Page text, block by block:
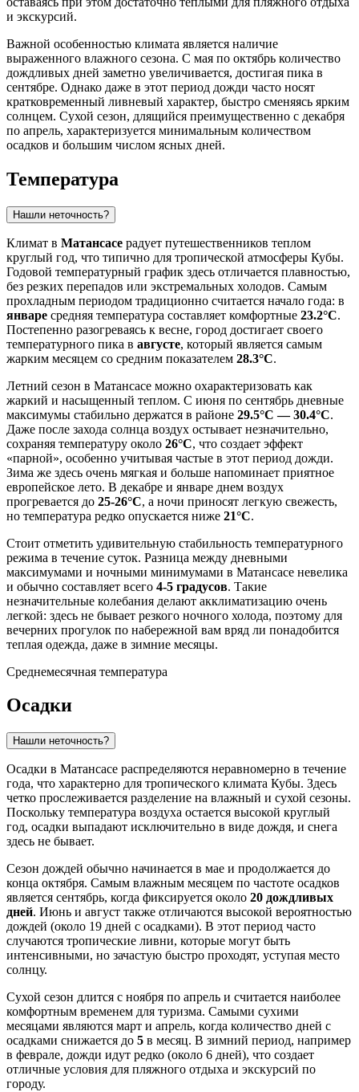
и экскурсий.
Важной особенностью климата является наличие
выраженного влажного сезона. С мая по октябрь количество
дождливых дней заметно увеличивается, достигая пика в
сентябре. Однако даже в этот период дожди часто носят
кратковременный ливневый характер, быстро сменяясь ярким
солнцем. Сухой сезон, длящийся преимущественно с декабря
по апрель, характеризуется минимальным количеством
осадков и большим числом ясных дней.
Температура
Нашли неточность?
Климат в Матансасе радует путешественников теплом
круглый год, что типично для тропической атмосферы Кубы.
Годовой температурный график здесь отличается плавностью,
без резких перепадов или экстремальных холодов. Самым
прохладным периодом традиционно считается начало года: в
январе средняя температура составляет комфортные 23.2°C.
Постепенно разогреваясь к весне, город достигает своего
температурного пика в августе, который является самым
жарким месяцем со средним показателем 28.3°C.
Летний сезон в Матансасе можно охарактеризовать как
жаркий и насыщенный теплом. С июня по сентябрь дневные
максимумы стабильно держатся в районе 29.5°C — 30.4°C.
Даже после захода солнца воздух остывает незначительно,
сохраняя температуру около 26°C, что создает эффект
«парной», особенно учитывая частые в этот период дожди.
Зима же здесь очень мягкая и больше напоминает приятное
европейское лето. В декабре и январе днем воздух
прогревается до 25-26°C, а ночи приносят легкую свежесть,
но температура редко опускается ниже 21°C.
Стоит отметить удивительную стабильность температурного
режима в течение суток. Разница между дневными
максимумами и ночными минимумами в Матансасе невелика
и обычно составляет всего 4-5 градусов. Такие
незначительные колебания делают акклиматизацию очень
легкой: здесь не бывает резкого ночного холода, поэтому для
вечерних прогулок по набережной вам вряд ли понадобится
теплая одежда, даже в зимние месяцы.
Среднемесячная температура
Осадки
Нашли неточность?
Осадки в Матансасе распределяются неравномерно в течение
года, что характерно для тропического климата Кубы. Здесь
четко прослеживается разделение на влажный и сухой сезоны.
Поскольку температура воздуха остается высокой круглый
год, осадки выпадают исключительно в виде дождя, и снега
здесь не бывает.
Сезон дождей обычно начинается в мае и продолжается до
конца октября. Самым влажным месяцем по частоте осадков
является сентябрь, когда фиксируется около 20 дождливых
дней. Июнь и август также отличаются высокой вероятностью
дождей (около 19 дней с осадками). В этот период часто
случаются тропические ливни, которые могут быть
интенсивными, но зачастую быстро проходят, уступая место
солнцу.
Сухой сезон длится с ноября по апрель и считается наиболее
комфортным временем для туризма. Самыми сухими
месяцами являются март и апрель, когда количество дней с
осадками снижается до 5 в месяц. В зимний период, например
в феврале, дожди идут редко (около 6 дней), что создает
отличные условия для пляжного отдыха и экскурсий по
городу.